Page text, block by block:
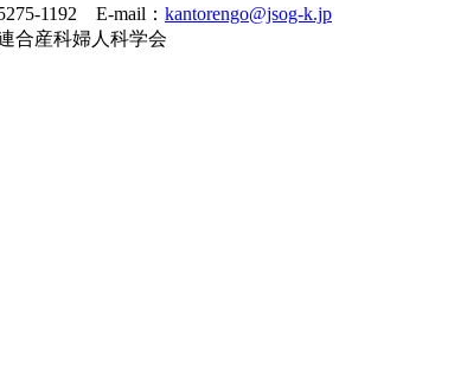
1192 E-mail： kantorengo@jsog-k.jp
合産科婦人科学会